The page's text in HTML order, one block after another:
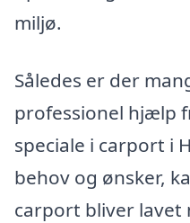
miljø.
Således er der
professionel hjælp
speciale i carport i
behov og ønsker,
carport bliver lavet